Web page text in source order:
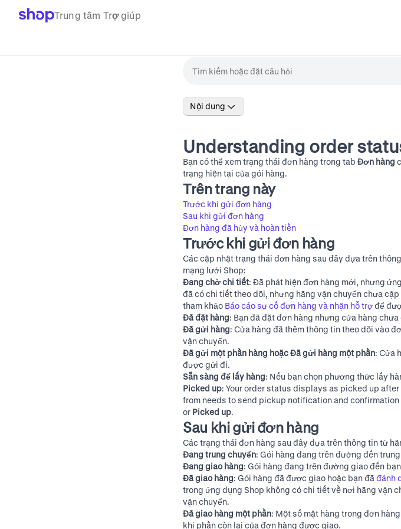
Trung tâm Trợ giúp
Nội dung
Understanding order
Bạn có thể xem trạng thái đơn hàng trong tab Đơn hàng
trạng hiện tại của gói hàng.
Trên trang này
Trước khi gửi đơn hàng
Sau khi gửi đơn hàng
Đơn hàng đã hủy và hoàn tiền
Trước khi gửi đơn hàng
Các cập nhật trạng thái đơn hàng sau đây dựa trên
mạng lưới Shop:
Đang chờ chi tiết: Đã phát hiện đơn hàng mới, nhưng
đã có chi tiết theo dõi, nhưng hãng vận chuyển chưa
tham khảo Báo cáo sự cố đơn hàng và nhận hỗ trợđể
Đã đặt hàng: Bạn đã đặt đơn hàng nhưng cửa hàng
Đã gửi hàng: Cửa hàng đã thêm thông tin theo dõi vào
vận chuyển.
Đã gửi một phần hàng hoặc Đã gửi hàng một phần: Cửa
được gửi đi.
Sẵn sàng để lấy hàng: Nếu bạn chọn phương thức lấy
Picked up: Your order status displays as picked up
from needs to send pickup notification and
or Picked up.
Sau khi gửi đơn hàng
Các trạng thái đơn hàng sau đây dựa trên thông tin từ
Đang trung chuyển: Gói hàng đang trên đường đến
Đang giao hàng: Gói hàng đang trên đường giao đến
Đã giao hàng: Gói hàng đã được giao hoặc bạn đã đánh
trong ứng dụng Shop không có chi tiết về nơi hãng vận
vận chuyển.
Đã giao hàng một phần: Một số mặt hàng trong đơn
khi phần còn lại của đơn hàng được giao.